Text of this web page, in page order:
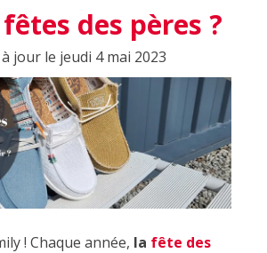
des pères ?
jour le jeudi 4 mai 2023
! Chaque année, la fête des